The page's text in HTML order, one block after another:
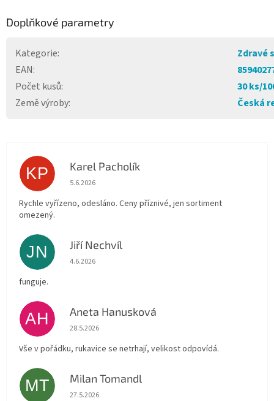
Doplňkové parametry
Kategorie:
Zdravé
EAN:
Počet kusů:
30 ks/
Země výroby: Česká
KP Karel Pacholík
Hodnocení obchodu je 4 z 5 hvězdiček.
5.6.2026
Rychle vyřízeno, odesláno. Ceny příznivé, jen sortiment
omezený.
JN Jiří Nechvíl
Hodnocení obchodu je 5 z 5 hvězdiček.
4.6.2026
funguje.
AH Aneta Hanusková
Hodnocení obchodu je 5 z 5 hvězdiček.
28.5.2026
Vše v pořádku, rukavice se netrhají, velikost odpovídá.
MT Milan Tomandl
Hodnocení obchodu je 5 z 5 hvězdiček.
27.5.2026